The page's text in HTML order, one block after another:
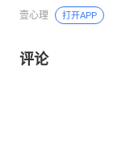
壹心理 打开APP
评论